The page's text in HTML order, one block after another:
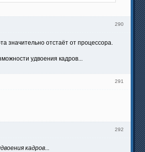
290
значительно отстаёт от процессора.
удвоения кадров...
291
292
кадров...